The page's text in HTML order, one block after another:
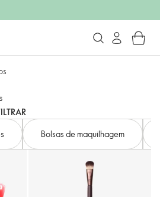
Bolsas de maquilhagem​